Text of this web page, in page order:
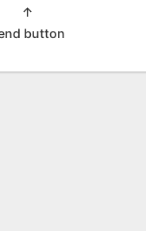
↑
button